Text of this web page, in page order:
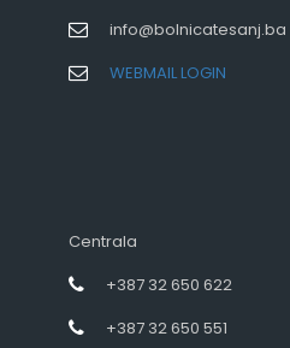
info@bolnicatesanj.ba
WEBMAIL LOGIN
Centrala
+387 32 650 622
+387 32 650 551